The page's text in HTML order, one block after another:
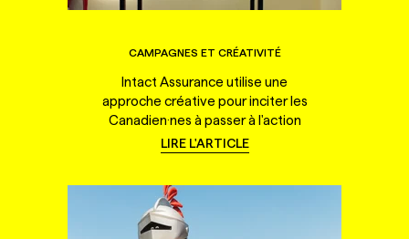
CAMPAGNES ET CRÉATIVITÉ
Intact Assurance utilise une
approche créative pour inciter les
Canadien·nes à passer à l'action
LIRE L'ARTICLE